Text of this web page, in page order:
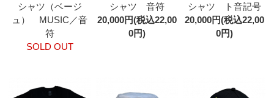
シャツ（ベージ
ュ） MUSIC／音
符
SOLD OUT
シャツ 音符
20,000円(税込22,00
0円)
シャツ ト音記号
20,000円(税込22,00
0円)